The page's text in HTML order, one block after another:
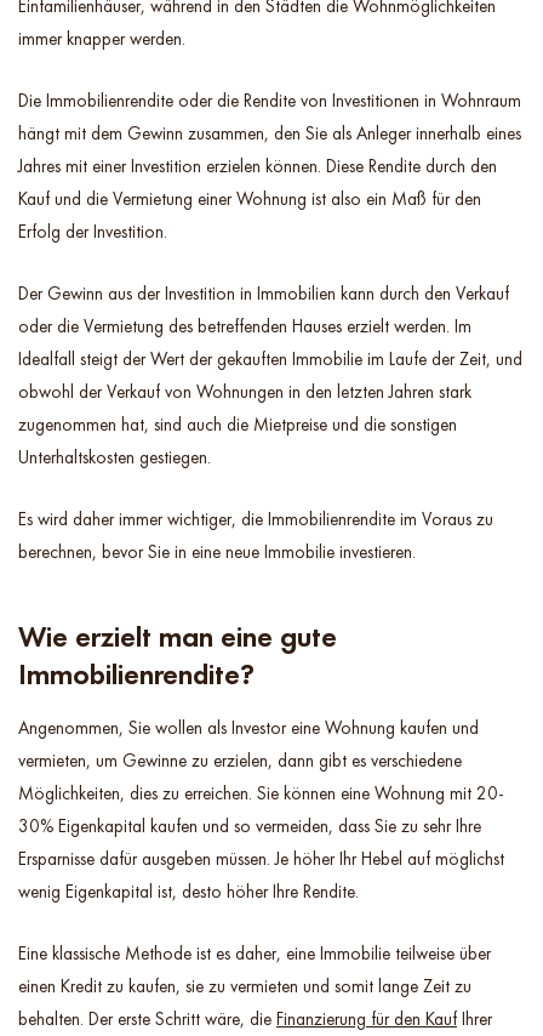
Einfamilienhäuser, während in den Städten die Wohnmöglichkeiten
immer knapper werden.
Die Immobilienrendite oder die Rendite von Investitionen in Wohnraum
hängt mit dem Gewinn zusammen, den Sie als Anleger innerhalb eines
Jahres mit einer Investition erzielen können. Diese Rendite durch den
Kauf und die Vermietung einer Wohnung ist also ein Maß für den
Erfolg der Investition.
Der Gewinn aus der Investition in Immobilien kann durch den Verkauf
oder die Vermietung des betreffenden Hauses erzielt werden. Im
Idealfall steigt der Wert der gekauften Immobilie im Laufe der Zeit, und
obwohl der Verkauf von Wohnungen in den letzten Jahren stark
zugenommen hat, sind auch die Mietpreise und die sonstigen
Unterhaltskosten gestiegen.
Es wird daher immer wichtiger, die Immobilienrendite im Voraus zu
berechnen, bevor Sie in eine neue Immobilie investieren.
Wie erzielt man eine gute
Immobilienrendite?
Angenommen, Sie wollen als Investor eine Wohnung kaufen und
vermieten, um Gewinne zu erzielen, dann gibt es verschiedene
Möglichkeiten, dies zu erreichen. Sie können eine Wohnung mit 20-
30% Eigenkapital kaufen und so vermeiden, dass Sie zu sehr Ihre
Ersparnisse dafür ausgeben müssen. Je höher Ihr Hebel auf möglichst
wenig Eigenkapital ist, desto höher Ihre Rendite.
Eine klassische Methode ist es daher, eine Immobilie teilweise über
einen Kredit zu kaufen, sie zu vermieten und somit lange Zeit zu
behalten. Der erste Schritt wäre, die Finanzierung für den Kauf Ihrer